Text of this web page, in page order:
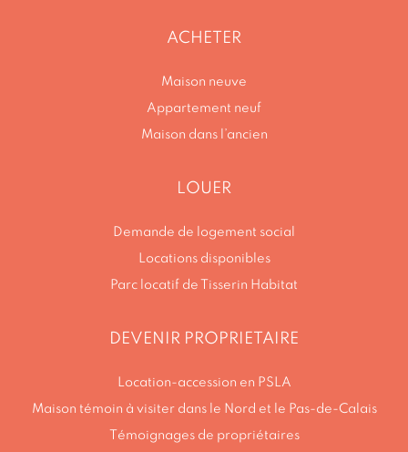
ACHETER
Maison neuve
Appartement neuf
Maison dans l’ancien
LOUER
Demande de logement social
Locations disponibles
Parc locatif de Tisserin Habitat
DEVENIR PROPRIETAIRE
Location-accession en PSLA
Maison témoin à visiter dans le Nord et le Pas-de-Calais
Témoignages de propriétaires